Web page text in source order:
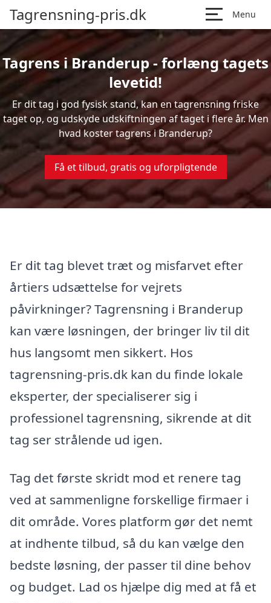
Tagrensning-pris.dk Menu
Tagrens i Branderup - forlæng tagets
levetid!
Er dit tag i god fysisk stand, kan en tagrensning friske
taget op, og udskyde udskiftningen af taget i flere år. Men
hvad koster tagrens i Branderup?
Få et tilbud, gratis og uforpligtende
Er dit tag blevet træt og misfarvet efter
årtiers udsættelse for vejrets
påvirkninger? Tagrensning i Branderup
kan være løsningen, der bringer liv til dit
hus langsomt men sikkert. Hos
tagrensning-pris.dk kan du finde lokale
eksperter, der specialiserer sig i
professionel tagrensning, sikrende at dit
tag ser strålende ud igen.
Tag det første skridt mod et renere tag
ved at sammenligne forskellige firmaer i
dit område. Vores platform gør det nemt
at indhente tilbud, så du kan vælge den
bedste løsning, der passer til dine behov
og budget. Lad os hjælpe dig med at få et